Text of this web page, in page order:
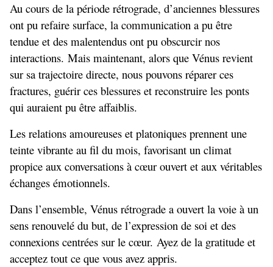
Au cours de la période rétrograde, d’anciennes blessures
ont pu refaire surface, la communication a pu être
tendue et des malentendus ont pu obscurcir nos
interactions. Mais maintenant, alors que Vénus revient
sur sa trajectoire directe, nous pouvons réparer ces
fractures, guérir ces blessures et reconstruire les ponts
qui auraient pu être affaiblis.
Les relations amoureuses et platoniques prennent une
teinte vibrante au fil du mois, favorisant un climat
propice aux conversations à cœur ouvert et aux véritables
échanges émotionnels.
Dans l’ensemble, Vénus rétrograde a ouvert la voie à un
sens renouvelé du but, de l’expression de soi et des
connexions centrées sur le cœur. Ayez de la gratitude et
acceptez tout ce que vous avez appris.